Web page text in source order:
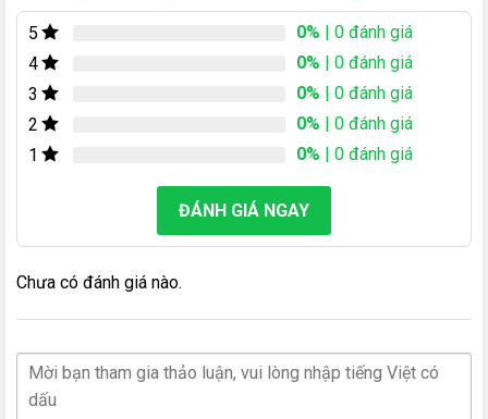
5 0% | 0 đánh giá
4
0% | 0 đánh giá
3
0% | 0 đánh giá
2
0% | 0 đánh giá
1
0% | 0 đánh giá
ĐÁNH GIÁ NGAY
Chưa có đánh giá nào.